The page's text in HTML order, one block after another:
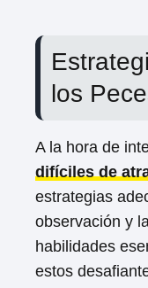
los
A la hora de
difíciles de
estrategias
observación y
habilidades
estos